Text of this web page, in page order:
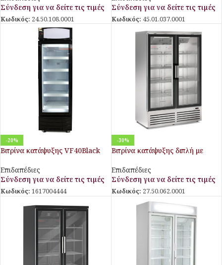
Σύνδεση για να δείτε τις τιμές
Κωδικός: 24.50.108.0001
Σύνδεση για να δείτε τις τιμές
Κωδικός: 45.01.037.0001
-20%
Βιτρίνα κατάψυξης VF40Black
Επιδαπέδιες
Σύνδεση για να δείτε τις τιμές
Κωδικός: 1617004444
-30%
Βιτρίνα κατάψυξης διπλή με
Επιδαπέδιες
Σύνδεση για να δείτε τις τιμές
Κωδικός: 27.50.062.0001